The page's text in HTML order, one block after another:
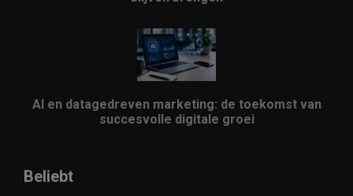
AI en datagedreven marketing: de toekomst van
succesvolle digitale groei
Beliebt